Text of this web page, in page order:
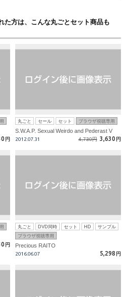
た方は、こんな丸ごとセット商品も
円
丸ごと セール セット ブラウザ視聴専用
S.W.A.P. Sexual Weirdo and Pederast V
2012.07.31 4,730円 3,630 円
円
丸ごと DVD同時 セット HD
サンプル
ブラウザ視聴専用
Precious RAITO
2016.06.07 5,298 円